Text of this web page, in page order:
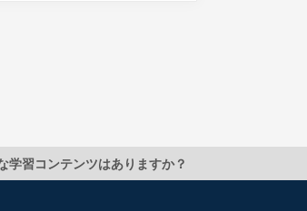
学習コンテンツはありますか？